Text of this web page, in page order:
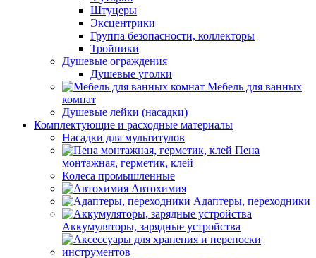
Штуцеры
Эксцентрики
Группа безопасности, коллекторы
Тройники
Душевые ограждения
Душевые уголки
Мебель для ванных
комнат
Душевые лейки (насадки)
Комплектующие и расходные материалы
Насадки для мультитулов
Пена
монтажная, герметик, клей
Колеса промышленные
Автохимия
Адаптеры, переходники
Аккумуляторы, зарядные устройства